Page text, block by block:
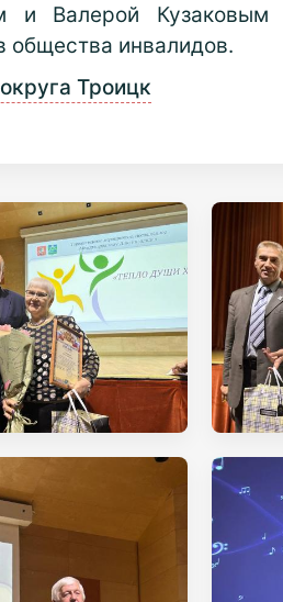
и Валерой
общества инвалидов.
Троицк